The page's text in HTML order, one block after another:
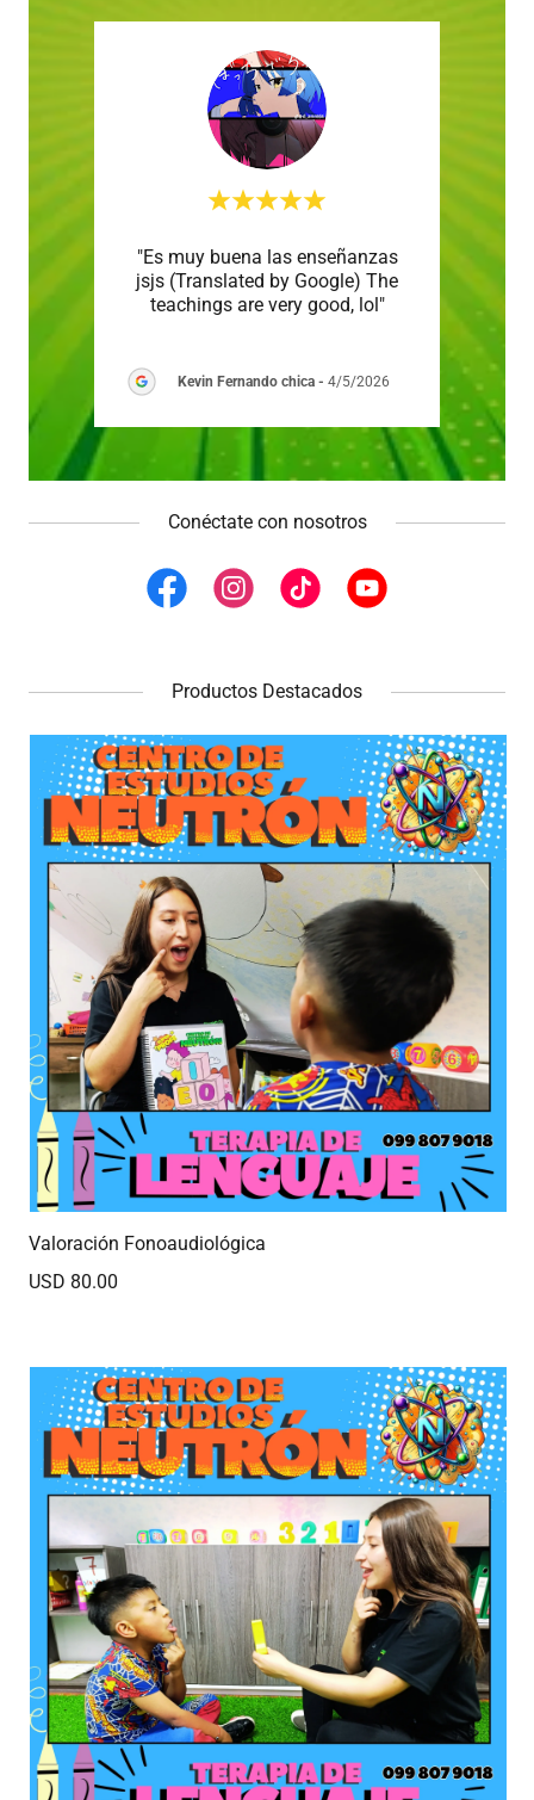
..."
"Es muy buena las enseñanzas
jsjs (Translated by Google) The
teachings are very good, lol"
Kevin Fernando chica - 4/5/2026
Conéctate con nosotros
Productos Destacados
Valoración Fonoaudiológica
USD 80.00